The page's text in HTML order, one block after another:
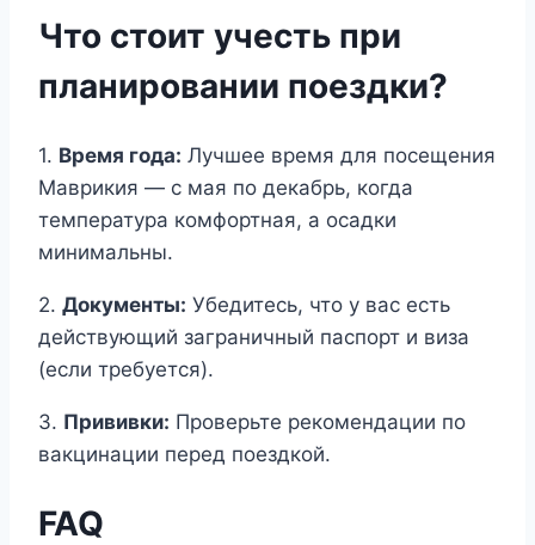
Что стоит учесть при
планировании поездки?
1. Время года: Лучшее время для посещения
Маврикия — с мая по декабрь, когда
температура комфортная, а осадки
минимальны.
2. Документы: Убедитесь, что у вас есть
действующий заграничный паспорт и виза
(если требуется).
3. Прививки: Проверьте рекомендации по
вакцинации перед поездкой.
FAQ